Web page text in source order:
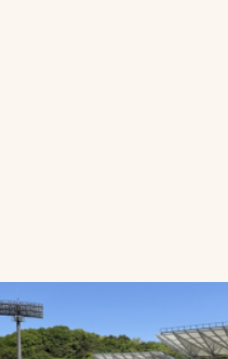
人工芝舗装
クレイ（土）舗装